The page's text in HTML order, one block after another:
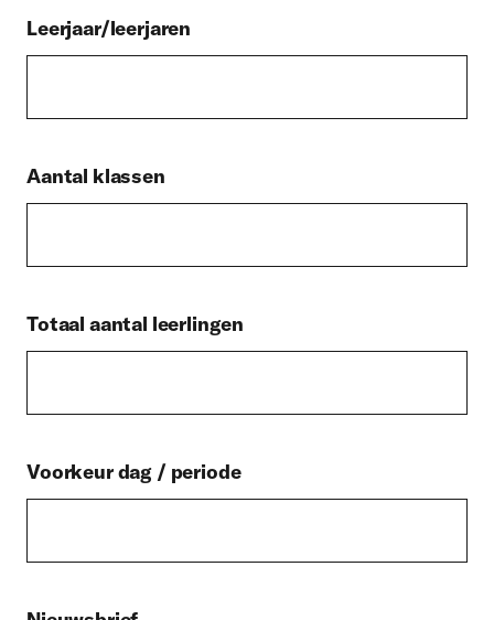
Leerjaar/leerjaren
Aantal klassen
Totaal aantal leerlingen
Voorkeur dag / periode